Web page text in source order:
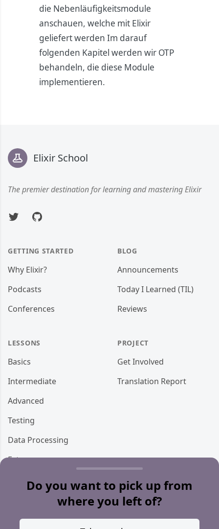
Do you want to pick up from
where you left of?
die Nebenläufigkeitsmodule
anschauen, welche mit Elixir
geliefert werden Im darauf
folgenden Kapitel werden wir OTP
behandeln, die diese Module
implementieren.
Elixir School
The premier destination for learning and mastering Elixir
TwitterGitHub
GETTING STARTED
Why Elixir?
Podcasts
Conferences
LESSONS
Basics
Intermediate
Advanced
Testing
Data Processing
Ecto
Storage
Miscellaneous
BLOG
Announcements
Today I Learned (TIL)
Reviews
PROJECT
Get Involved
Translation Report